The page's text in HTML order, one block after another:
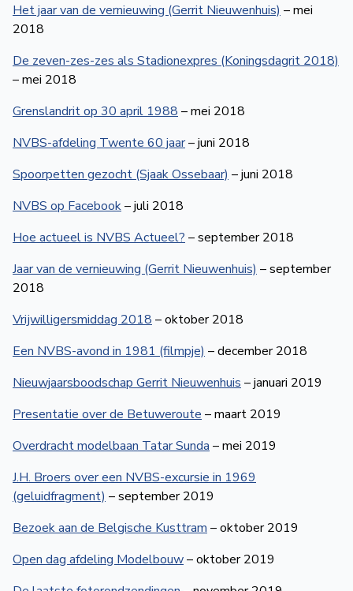
Het jaar van de vernieuwing (Gerrit Nieuwenhuis) – mei
2018
De zeven-zes-zes als Stadionexpres (Koningsdagrit 2018)
– mei 2018
Grenslandrit op 30 april 1988 – mei 2018
NVBS-afdeling Twente 60 jaar– juni 2018
Spoorpetten gezocht (Sjaak Ossebaar) – juni 2018
NVBS op Facebook– juli 2018
Hoe actueel is NVBS Actueel? – september 2018
Jaar van de vernieuwing (Gerrit Nieuwenhuis) – september
2018
Vrijwilligersmiddag 2018 – oktober 2018
Een NVBS-avond in 1981 (filmpje) – december 2018
Nieuwjaarsboodschap Gerrit Nieuwenhuis – januari 2019
Presentatie over de Betuweroute – maart 2019
Overdracht modelbaan Tatar Sunda – mei 2019
J.H. Broers over een NVBS-excursie in 1969
(geluidfragment) – september 2019
Bezoek aan de Belgische Kusttram – oktober 2019
Open dag afdeling Modelbouw– oktober 2019